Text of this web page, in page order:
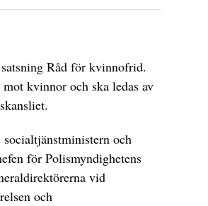
Råd för kvinnofrid.
kvinnor och ska ledas av
och
för Polismyndighetens
vid
och